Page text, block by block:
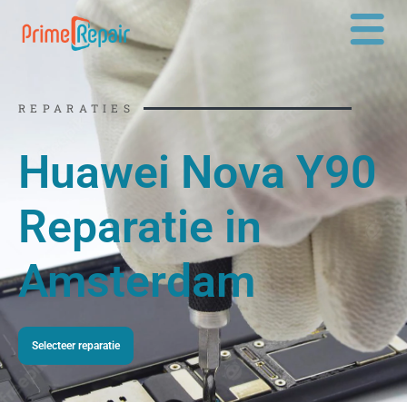
naar
REPARATIES
Huawei Nova Y90
Reparatie in
Amsterdam
Selecteer reparatie